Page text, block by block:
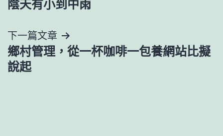
覽
陰天有小到中雨
下一篇文章
鄉村管理，從一杯咖啡一包養網站比擬
說起